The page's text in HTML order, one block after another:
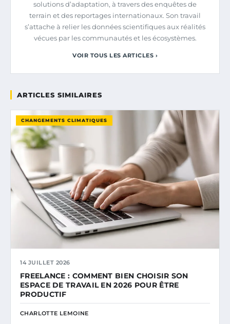
solutions d’adaptation, à travers des enquêtes de
terrain et des reportages internationaux. Son travail
s’attache à relier les données scientifiques aux réalités
vécues par les communautés et les écosystèmes.
VOIR TOUS LES ARTICLES ›
ARTICLES SIMILAIRES
CHANGEMENTS CLIMATIQUES
14 JUILLET 2026
FREELANCE : COMMENT BIEN CHOISIR SON
ESPACE DE TRAVAIL EN 2026 POUR ÊTRE
PRODUCTIF
CHARLOTTE LEMOINE